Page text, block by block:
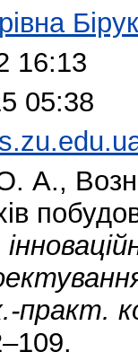
Бірук
16:13
05:38
А.,
практ.